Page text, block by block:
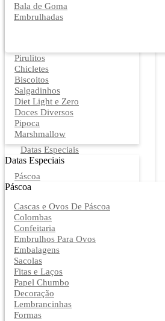
Bala de Goma
Embrulhadas
Pirulitos
Chicletes
Biscoitos
Salgadinhos
Diet Light e Zero
Doces Diversos
Pipoca
Marshmallow
Datas Especiais
Datas Especiais
Páscoa
Páscoa
Cascas e Ovos De Páscoa
Colombas
Confeitaria
Embrulhos Para Ovos
Embalagens
Sacolas
Fitas e Laços
Papel Chumbo
Decoração
Lembrancinhas
Formas